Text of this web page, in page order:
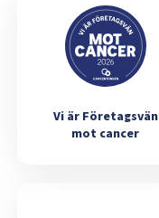
Vi är Företagsvän
mot cancer